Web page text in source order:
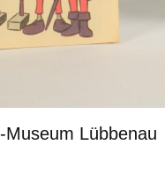
Museum Lübbenau